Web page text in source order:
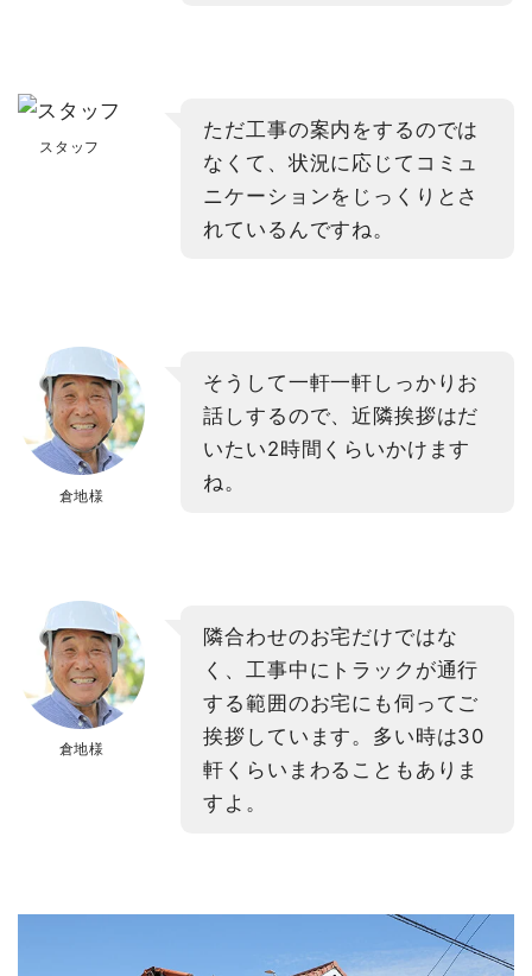
スタッフ
ただ工事の案内をするのでは
なくて、状況に応じてコミュ
ニケーションをじっくりとさ
れているんですね。
倉地様
そうして一軒一軒しっかりお
話しするので、近隣挨拶はだ
いたい2時間くらいかけます
ね。
倉地様
隣合わせのお宅だけではな
く、工事中にトラックが通行
する範囲のお宅にも伺ってご
挨拶しています。多い時は30
軒くらいまわることもありま
すよ。